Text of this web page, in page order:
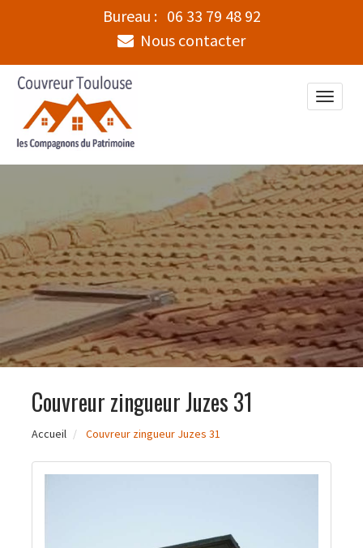
Bureau : 06 33 79 48 92
Nous contacter
Toggle
Couvreur zingueur Juzes 31
Accueil Couvreur zingueur Juzes 31